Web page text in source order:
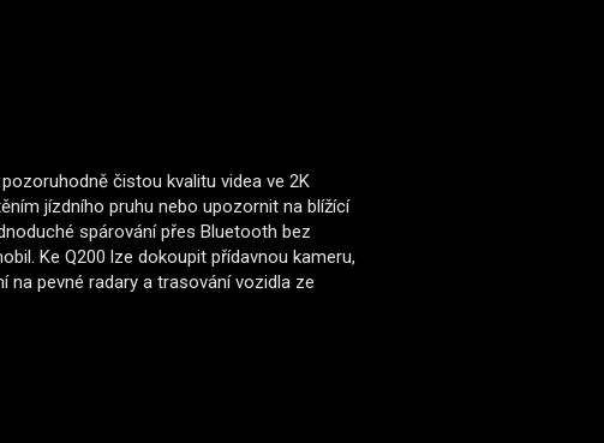
čistou kvalitu videa ve 2K
jízdního pruhu nebo upozornit na blížící
spárování přes Bluetooth bez
Ke Q200 lze dokoupit přídavnou kameru,
na pevné radary a trasování vozidla ze